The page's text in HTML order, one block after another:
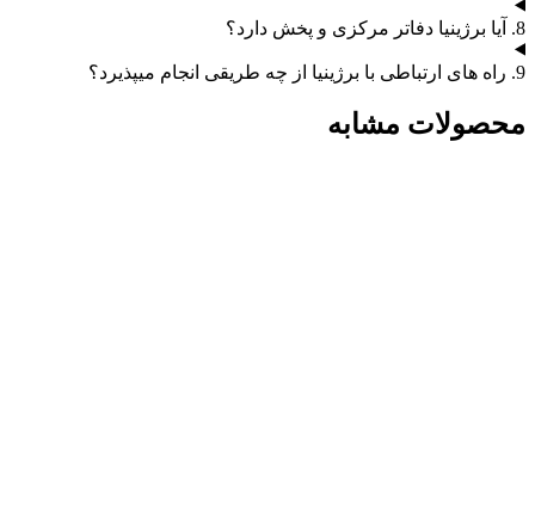
8. آیا برژینیا دفاتر مرکزی و پخش دارد؟
9. راه های ارتباطی با برژینیا از چه طریقی انجام میپذیرد؟
محصولات مشابه